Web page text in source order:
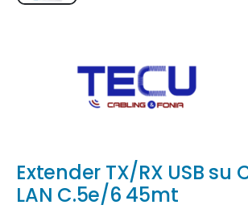
Extender TX/RX USB su
LAN C.5e/6 45mt